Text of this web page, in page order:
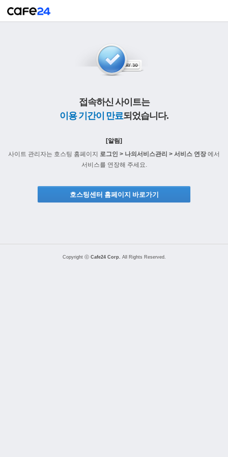
접속하신 사이트는
이용 기간이 만료되었습니다.
[알림]
사이트 관리자는 호스팅 홈페이지 로그인 > 나의서비스관리 > 서비스 연장에서
서비스를 연장해 주세요.
호스팅센터 홈페이지 바로가기
Copyright ⓒ Cafe24 Corp. All Rights Reserved.